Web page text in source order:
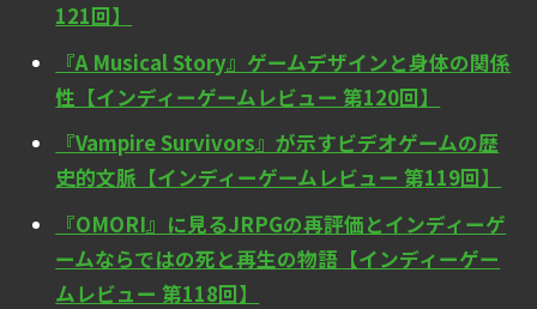
121回】
『A Musical Story』ゲームデザインと身体の関係
性【インディーゲームレビュー 第120回】
『Vampire Survivors』が示すビデオゲームの歴
史的文脈【インディーゲームレビュー 第119回】
『OMORI』に見るJRPGの再評価とインディーゲ
ームならではの死と再生の物語【インディーゲー
ムレビュー 第118回】